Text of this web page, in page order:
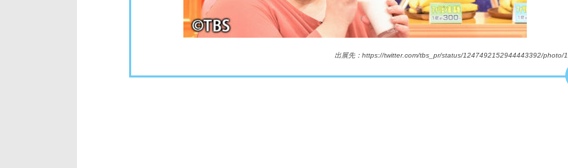
出展先：https://twitter.com/tbs_pr/status/1247492152944443392/photo/1